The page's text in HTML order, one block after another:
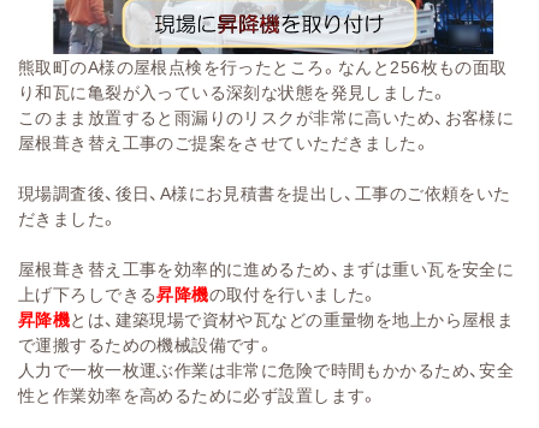
熊取町のA様の屋根点検を行ったところ。なんと256枚もの面取
り和瓦に亀裂が入っている深刻な状態を発見しました。
このまま放置すると雨漏りのリスクが非常に高いため、お客様に
屋根葺き替え工事のご提案をさせていただきました。
現場調査後、後日、A様にお見積書を提出し、工事のご依頼をいた
だきました。
屋根葺き替え工事を効率的に進めるため、まずは重い瓦を安全に
上げ下ろしできる昇降機の取付を行いました。
昇降機とは、建築現場で資材や瓦などの重量物を地上から屋根ま
で運搬するための機械設備です。
人力で一枚一枚運ぶ作業は非常に危険で時間もかかるため、安全
性と作業効率を高めるために必ず設置します。